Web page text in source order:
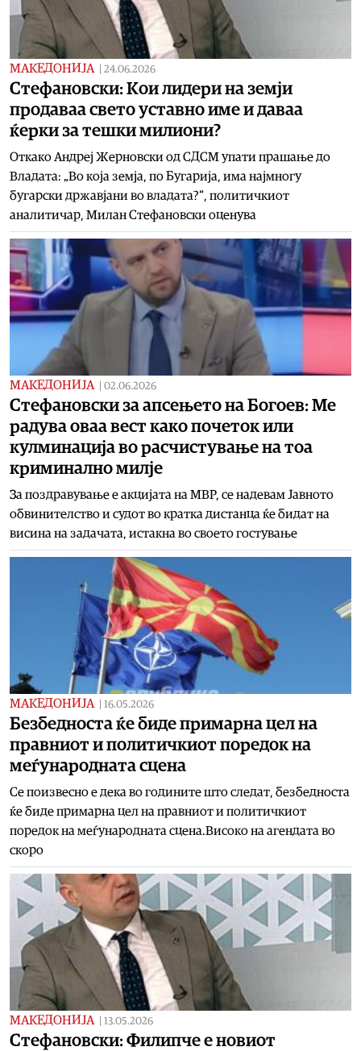
МАКЕДОНИЈА 24.06.2026
Стефановски: Kои лидери на земји
продаваа свето уставно име и даваа
ќерки за тешки милиони?
Откако Андреј Жерновски од СДСМ упати прашање до
Владата: „Во која земја, по Бугарија, има најмногу
бугарски државјани во владата?“, политичкиот
аналитичар, Милан Стефановски оценува
МАКЕДОНИЈА 02.06.2026
Стефановски за апсењето на Богоев: Ме
радува оваa вест како почеток или
кулминација во расчистување на тоа
криминално милје
За поздравување е акцијата на МВР, се надевам Јавното
обвинителство и судот во кратка дистанца ќе бидат на
висина на задачата, истакна во своето гостување
МАКЕДОНИЈА 16.05.2026
Безбедноста ќе биде примарна цел на
правниот и политичкиот поредок на
меѓународната сцена
Се поизвесно е дека во годините што следат, безбедноста
ќе биде примарна цел на правниот и политичкиот
поредок на меѓународната сцена.Високо на агендата во
скоро
МАКЕДОНИЈА 13.05.2026
Стефановски: Филипче е новиот